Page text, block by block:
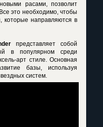
расами, позволит
это необходимо, чтобы
которые направляются в
представляет собой
в популярном среди
арт стиле. Основная
базы, используя
систем.